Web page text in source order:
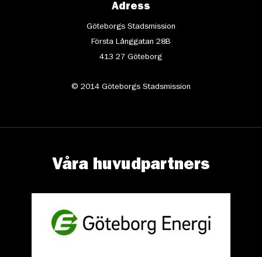
Adress
Göteborgs Stadsmission
Första Långgatan 28B
413 27 Göteborg
© 2014 Göteborgs Stadsmission
Våra huvudpartners